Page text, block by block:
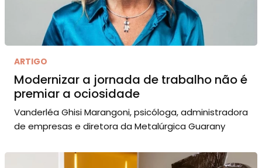
ARTIGO
Modernizar a jornada de trabalho não é
premiar a ociosidade
Vanderléa Ghisi Marangoni, psicóloga, administradora
de empresas e diretora da Metalúrgica Guarany